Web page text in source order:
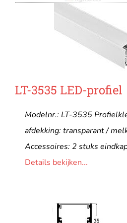
LT-3535 LED-profiel
Modelnr.: LT-3535
afdekking: transparant /
Accessoires: 2 stuks
Details bekijken...